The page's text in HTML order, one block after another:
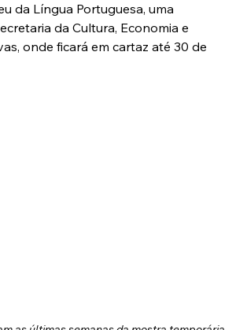
da Língua Portuguesa, uma
da Cultura, Economia e
onde ficará em cartaz até 30 de